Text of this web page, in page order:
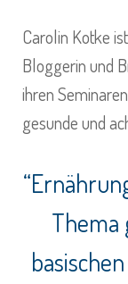
Carolin Kotke
Bloggerin und
ihren
gesunde und
Thema